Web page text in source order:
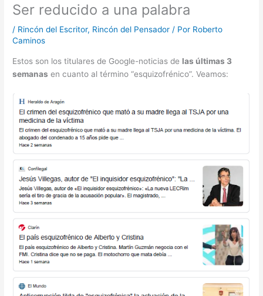
Ser reducido a una palabra
/ Rincón del Escritor, Rincón del Pensador / Por Roberto
Caminos
Estos son los titulares de Google-noticias de las últimas 3
semanas en cuanto al término “esquizofrénico”. Veamos: